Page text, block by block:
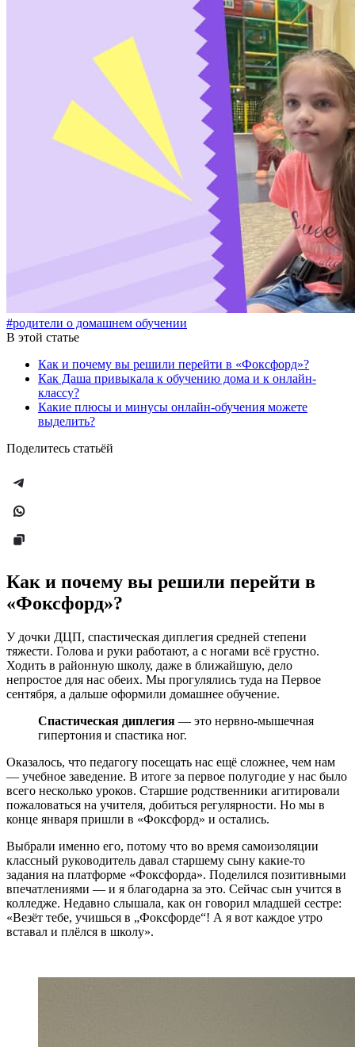
#родители о домашнем обучении
В этой статье
Как и почему вы решили перейти в «Фоксфорд»?
Как Даша привыкала к обучению дома и к онлайн-
классу?
Какие плюсы и минусы онлайн-обучения можете
выделить?
Поделитесь статьёй
Как и почему вы решили перейти в
«Фоксфорд»?
У дочки ДЦП, спастическая диплегия средней степени
тяжести. Голова и руки работают, а с ногами всё грустно.
Ходить в районную школу, даже в ближайшую, дело
непростое для нас обеих. Мы прогулялись туда на Первое
сентября, а дальше оформили домашнее обучение.
Спастическая диплегия — это нервно-мышечная
гипертония и спастика ног.
Оказалось, что педагогу посещать нас ещё сложнее, чем нам
— учебное заведение. В итоге за первое полугодие у нас было
всего несколько уроков. Старшие родственники агитировали
пожаловаться на учителя, добиться регулярности. Но мы в
конце января пришли в «Фоксфорд» и остались.
Выбрали именно его, потому что во время самоизоляции
классный руководитель давал старшему сыну какие-то
задания на платформе «Фоксфорда». Поделился позитивными
впечатлениями — и я благодарна за это. Сейчас сын учится в
колледже. Недавно слышала, как он говорил младшей сестре:
«Везёт тебе, учишься в „Фоксфорде“! А я вот каждое утро
вставал и плёлся в школу».